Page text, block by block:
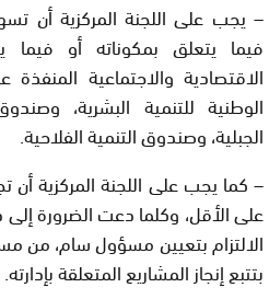
– يجب على اللجنة المركزية أن
فيما يتعلق بمكوناته أو فيما
الاقتصادية والاجتماعية
الوطنية للتنمية البشرية،
الجبلية، وصندوق التنمية الفلاحية.
على الأقل، وكلما دعت الضرورة
الالتزام بتعيين مسؤول سام، من
بتتبع إنجاز المشاريع المتعلقة بإدارته.